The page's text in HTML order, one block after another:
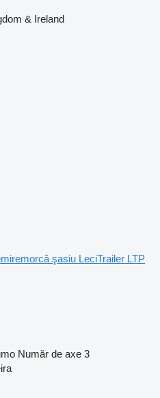
& Ireland
şasiu LeciTrailer LTP
Număr de axe 3